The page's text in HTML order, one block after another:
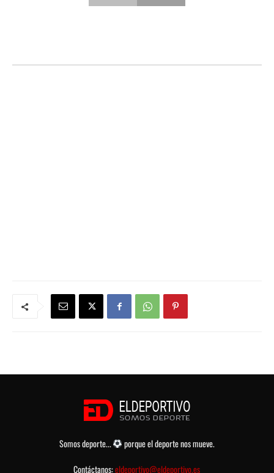
Somos deporte...
porque el deporte nos mueve.
Contáctanos:eldeportivo@eldeportivo.es